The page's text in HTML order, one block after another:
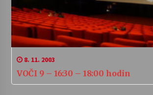
8. 11. 2003
VOČI 9 – 16:30 – 18:00 hodin